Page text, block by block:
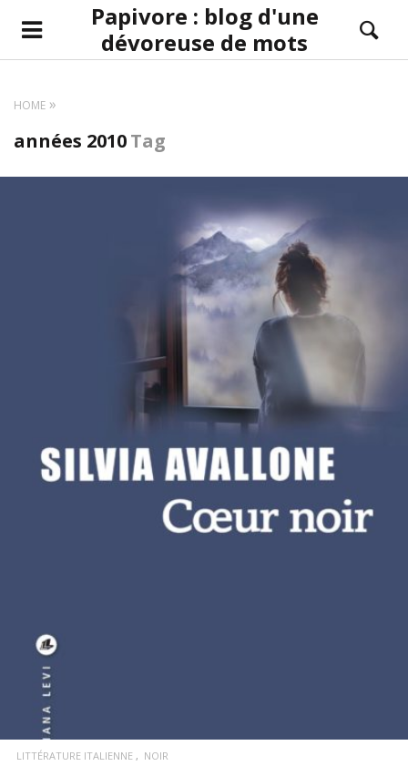
Papivore : blog d'une
dévoreuse de mots
HOME
années 2010Tag
LIRE LA SUITE
LITTÉRATURE ITALIENNE NOIR